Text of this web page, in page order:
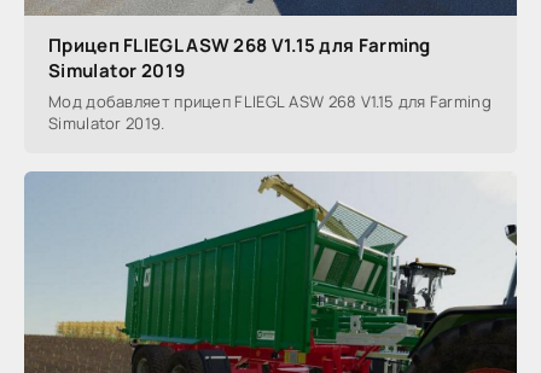
Прицеп FLIEGL ASW 268 V1.15 для Farming
Simulator 2019
Мод добавляет прицеп FLIEGL ASW 268 V1.15 для Farming
Simulator 2019.